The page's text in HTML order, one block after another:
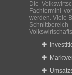
Die
Fachtermini
werden. Viele